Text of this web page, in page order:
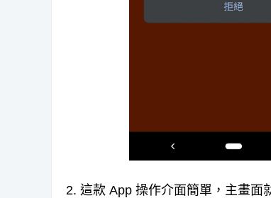
2. 這款 App 操作介面簡單，主畫面